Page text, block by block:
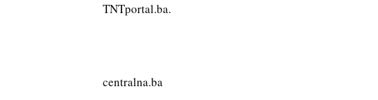
TNTportal.ba.
centralna.ba